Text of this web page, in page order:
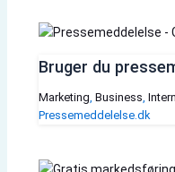
Bruger du
Marketing Business
Pressemeddelelse.dk